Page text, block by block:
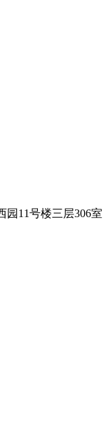
园11号楼三层306室